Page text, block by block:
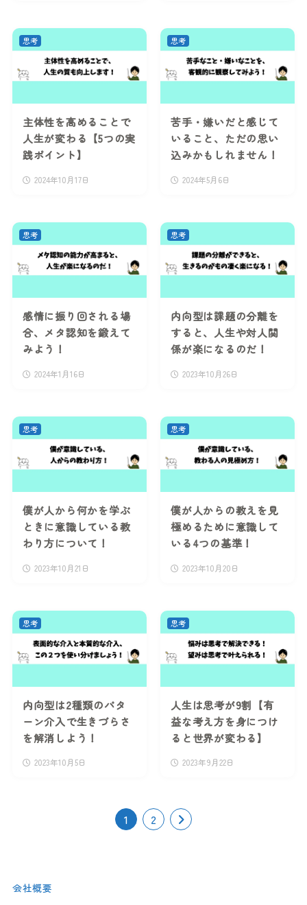
主体性を高めることで
人生が変わる【5つの実
践ポイント】
2024年10月17日
思考
苦手・嫌いだと感じて
いること、ただの思い
込みかもしれません！
2024年5月6日
思考
感情に振り回される場
合、メタ認知を鍛えて
みよう！
2024年1月16日
思考
内向型は課題の分離を
すると、人生や対人関
係が楽になるのだ！
2023年10月26日
思考
僕が人から何かを学ぶ
ときに意識している教
わり方について！
2023年10月21日
思考
僕が人からの教えを見
極めるために意識して
いる4つの基準！
2023年10月20日
思考
内向型は2種類のパタ
ーン介入で生きづらさ
を解消しよう！
2023年10月5日
思考
人生は思考が9割【有
益な考え方を身につけ
ると世界が変わる】
2023年9月22日
思考
1 2
会社概要